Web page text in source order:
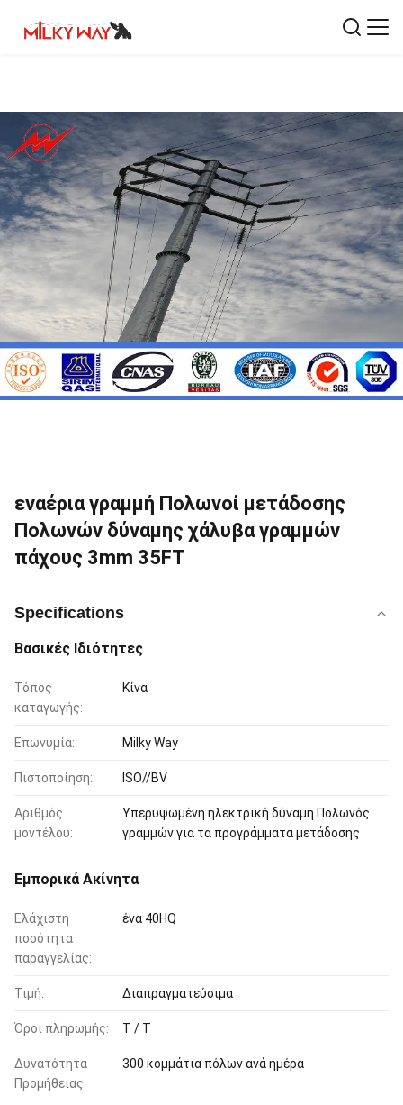
εναέρια γραμμή Πολωνοί μετάδοσης
Πολωνών δύναμης χάλυβα γραμμών
πάχους 3mm 35FT
Specifications
Βασικές Ιδιότητες
Τόπος
καταγωγής:
Κίνα
Επωνυμία: Milky Way
Πιστοποίηση: ISO//BV
Αριθμός
μοντέλου:
Υπερυψωμένη ηλεκτρική δύναμη Πολωνός
γραμμών για τα προγράμματα μετάδοσης
Εμπορικά Ακίνητα
Ελάχιστη
ποσότητα
παραγγελίας:
ένα 40HQ
Τιμή: Διαπραγματεύσιμα
Όροι πληρωμής: T / T
Δυνατότητα
Προμήθειας:
300 κομμάτια πόλων ανά ημέρα